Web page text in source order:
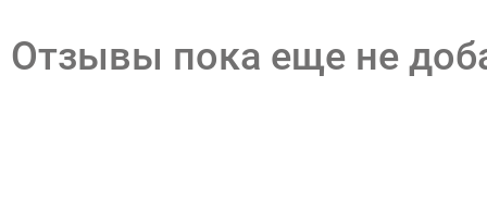
Отзывы пока еще не